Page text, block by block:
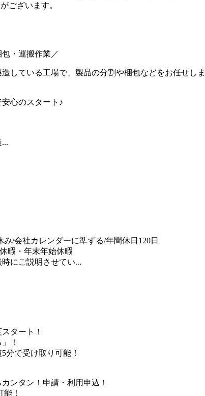
ございます。
・運搬作業／
造している工場で、製品の分割や梱包などをお任せし
心のスタート♪
み/会社カレンダーに準ずる/年間休日120日
暇・年末年始休暇
にご説明させてい...
タート！
！
分で受け取り可能！
ンタン！申請・利用申込！
能！